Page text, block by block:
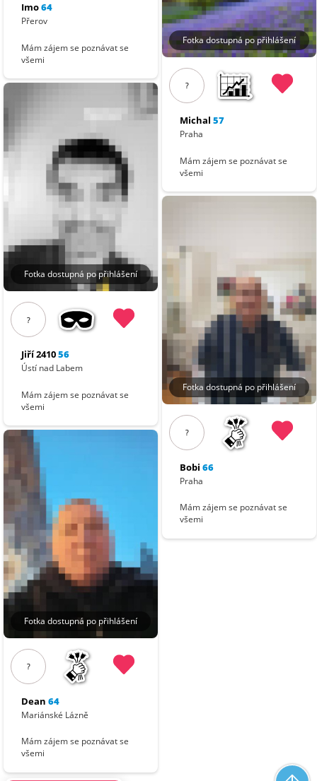
Imo64
Přerov
Mám zájem se poznávat se
všemi
Fotka dostupná po přihlášení
?
Jiří 241056
Ústí nad Labem
Mám zájem se poznávat se
všemi
Fotka dostupná po přihlášení
?
Dean 64
Mariánské Lázně
Mám zájem se poznávat se
všemi
Fotka dostupná po přihlášení
?
Michal 57
Praha
Mám zájem se poznávat se
všemi
Fotka dostupná po přihlášení
?
Bobi 66
Praha
Mám zájem se poznávat se
všemi